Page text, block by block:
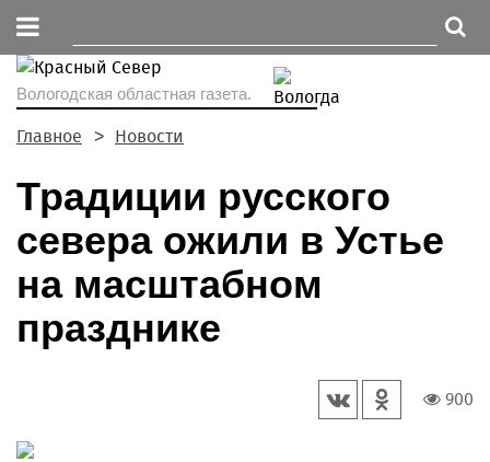
Вологодская областная газета.
Главное Новости
Традиции русского
севера ожили в Устье
на масштабном
празднике
900